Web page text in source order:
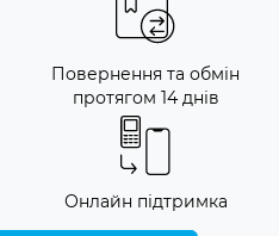
Повернення та обмін
протягом 14 днів
Онлайн підтримка